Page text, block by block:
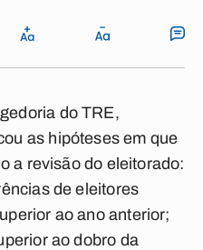
do TRE,
as hipóteses em que
a revisão do eleitorado:
de eleitores
ao ano anterior;
ao dobro da